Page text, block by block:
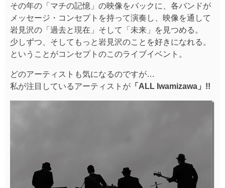
その年の「マチの記憶」の映像をバックに、各バンドが
メッセージ・コンセプトを持って演奏し、映像を通して
岩見沢の「過去と現在」そして「未来」を見つめる。
少しずつ、そしてもっと岩見沢のことを好きになれる。
ということがコンセプトのこのライブイベント。
どのアーティストも気になるのですが…
私が注目しているアーティストが 「ALL Iwamizawa」!!